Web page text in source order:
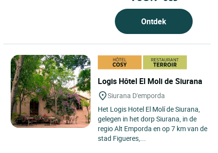
Ontdek
Logis Hôtel El Moli de Siurana
Siurana D'emporda
Het Logis Hotel El Molí de Siurana,
gelegen in het dorp Siurana, in de
regio Alt Emporda en op 7 km van de
stad Figueres,...